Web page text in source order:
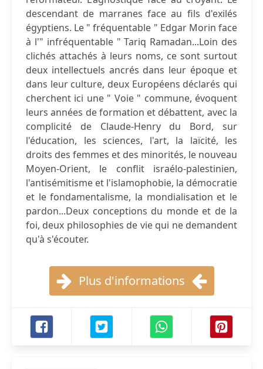
descendant de marranes face au fils d'exilés
égyptiens. Le " fréquentable " Edgar Morin face
à l'" infréquentable " Tariq Ramadan...Loin des
clichés attachés à leurs noms, ce sont surtout
deux intellectuels ancrés dans leur époque et
dans leur culture, deux Européens déclarés qui
cherchent ici une " Voie " commune, évoquent
leurs années de formation et débattent, avec la
complicité de Claude-Henry du Bord, sur
l'éducation, les sciences, l'art, la laïcité, les
droits des femmes et des minorités, le nouveau
Moyen-Orient, le conflit israélo-palestinien,
l'antisémitisme et l'islamophobie, la démocratie
et le fondamentalisme, la mondialisation et le
pardon...Deux conceptions du monde et de la
foi, deux philosophies de vie qui ne demandent
qu'à s'écouter.
Plus d'informations